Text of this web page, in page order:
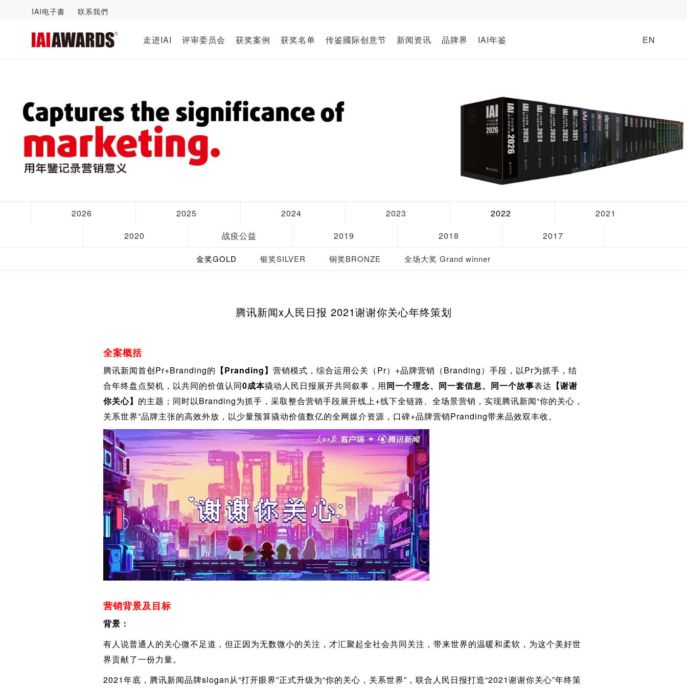
IAI电子書 联系我們
走进IAI 评审委员会 获奖案例 获奖名单 传鉴國际创意节 新闻资讯 品牌界 IAI年鉴 EN
2026 2025 2024 2023 2022
2021
2020
战疫公益 2019 2018 2017
金奖GOLD 银奖SILVER 铜奖BRONZE 全场大奖 Grand winner
腾讯新闻x人民日报 2021谢谢你关心年终策划
全案概括
腾讯新闻首创Pr+Branding的 【Pranding】 营销模式，综合运用公关（Pr）+品牌营销（Branding）手段，以Pr为抓手，结
合年终盘点契机，以共同的价值认同0成本撬动人民日报展开共同叙事，用同一个理念、同一套信息、同一个故事表达 【谢谢
你关心】 的主题；同时以Branding为抓手，采取整合营销手段展开线上+线下全链路、全场景营销，实现腾讯新闻“你的关心，
关系世界”品牌主张的高效外放，以少量预算撬动价值数亿的全网媒介资源，口碑+品牌营销Pranding带来品效双丰收。
营销背景及目标
背景：
有人说普通人的关心微不足道，但正因为无数微小的关注，才汇聚起全社会共同关注，带来世界的温暖和柔软，为这个美好世
界贡献了一份力量。
2021年底，腾讯新闻品牌slogan从“打开眼界”正式升级为“你的关心，关系世界”，联合人民日报打造“2021谢谢你关心”年终策